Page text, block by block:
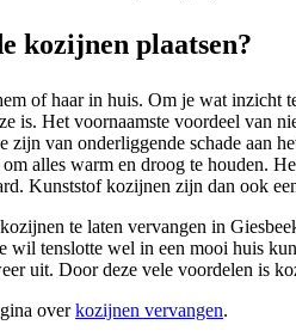
kozijnen plaatsen?
of haar in huis. Om je wat
is. Het voornaamste voordeel van
van onderliggende schade aan
alles warm en droog te houden.
Kunststof kozijnen zijn dan ook
te laten vervangen in
tenslotte wel in een mooi huis
uit. Door deze vele voordelen is
overkozijnen vervangen.